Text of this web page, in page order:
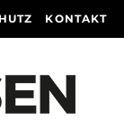
KONTAKT